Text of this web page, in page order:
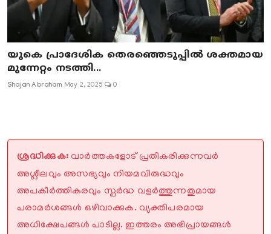
യുകെ പ്രാദേശിക തെരഞ്ഞെടുപ്പിൽ ശക്തമായ
മുന്നേറ്റം നടത്തി...
Shajan Abraham May 2, 2025 0
ശ്രദ്ധിക്കുക: വാർത്തകളോട് പ്രതികരിക്കുന്നവർ
അശ്ലീലവും അസഭ്യവും നിയമവിരുദ്ധവും
അപകീർത്തികരവും സ്പർദ്ധ വളർത്തുന്നതുമായ
പരാമർശങ്ങൾ ഒഴിവാക്കുക. വ്യക്തിപരമായ
അധിക്ഷേപങ്ങൾ പാടില്ല. ഇത്തരം അഭിപ്രായങ്ങൾ